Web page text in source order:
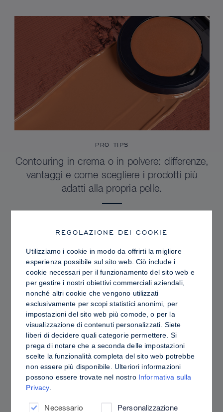
PRO TIPS
Contouring in crema o in polvere: differenze,
vantaggi e come scegliere i prodotti più
adatti alla propria pelle.
PRO TIPS
Luminosità o pelle lucida: come fissare
Sculpt & Glow per un finish radioso e sotto
REGOLAZIONE DEI COOKIE
Utilizziamo i cookie in modo da offrirti la migliore
esperienza possibile sul sito web. Ciò include i
cookie necessari per il funzionamento del sito web e
per gestire i nostri obiettivi commerciali aziendali,
nonché altri cookie che vengono utilizzati
esclusivamente per scopi statistici anonimi, per
impostazioni del sito web più comode, o per la
visualizzazione di contenuti personalizzati. Siete
liberi di decidere quali categorie permettere. Si
prega di notare che a seconda delle impostazioni
scelte la funzionalità completa del sito web potrebbe
non essere più disponibile. Ulteriori informazioni
possono essere trovate nel nostro Informativa sulla
Privacy.
Necessario Personalizzazione